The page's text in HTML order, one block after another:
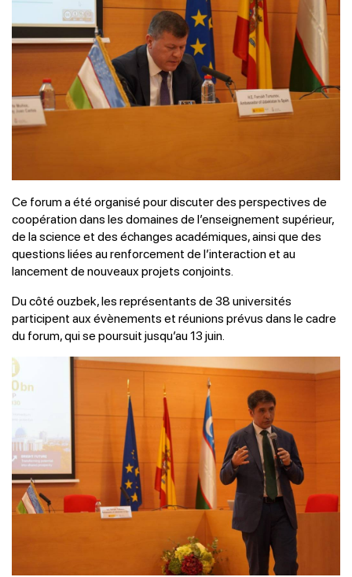
Ce forum a été organisé pour discuter des perspectives de
coopération dans les domaines de l’enseignement supérieur,
de la science et des échanges académiques, ainsi que des
questions liées au renforcement de l’interaction et au
lancement de nouveaux projets conjoints.
Du côté ouzbek, les représentants de 38 universités
participent aux évènements et réunions prévus dans le cadre
du forum, qui se poursuit jusqu’au 13 juin.